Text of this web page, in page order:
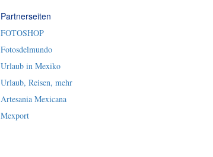
Partnerseiten
FOTOSHOP
Fotosdelmundo
Urlaub in Mexiko
Urlaub, Reisen, mehr
Artesania Mexicana
Mexport